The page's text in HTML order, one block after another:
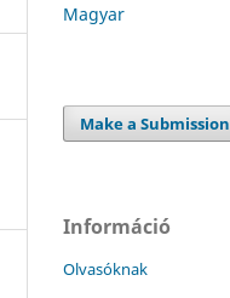
Magyar
Make a Submission
Információ
Olvasóknak